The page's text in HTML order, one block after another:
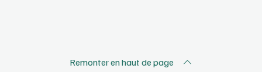
Remonter en haut de page